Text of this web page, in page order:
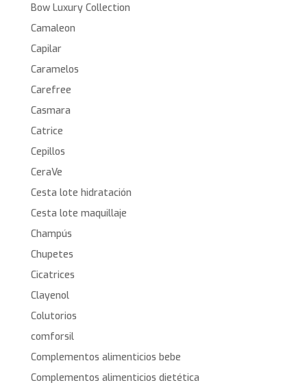
Bow Luxury Collection
Camaleon
Capilar
Caramelos
Carefree
Casmara
Catrice
Cepillos
CeraVe
Cesta lote hidratación
Cesta lote maquillaje
Champús
Chupetes
Cicatrices
Clayenol
Colutorios
comforsil
Complementos alimenticios bebe
Complementos alimenticios dietética